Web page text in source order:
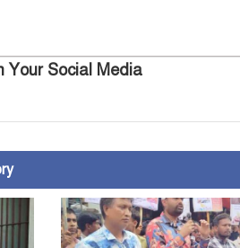
Your Social Media